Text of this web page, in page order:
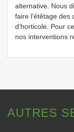
alternative. Nous
faire l'étêtage des
d’horticole. Pour
nos interventions
AUTRES